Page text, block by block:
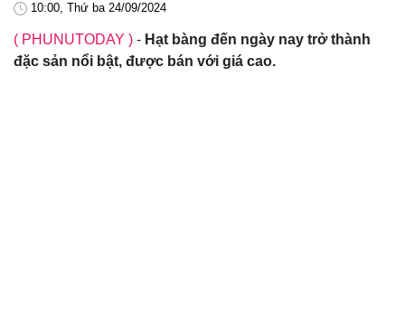
10:00, Thứ ba 24/09/2024
( PHUNUTODAY ) - Hạt bàng đến ngày nay trở thành
đặc sản nổi bật, được bán với giá cao.